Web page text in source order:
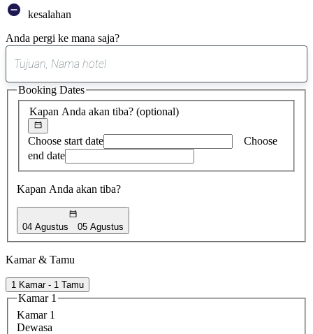
kesalahan
Anda pergi ke mana saja?
saran
ditemukan
Kapan Anda akan tiba? (optional)
Choose start date
Choose
end date
Kapan Anda akan tiba?
04 Agustus 05 Agustus
Booking Dates
Kamar & Tamu
1 Kamar - 1 Tamu
Kamar 1
Kamar 1
Dewasa